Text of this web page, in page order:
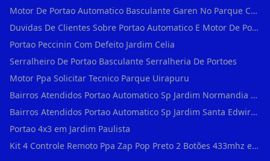
Motor De Portao Automatico Basculante Garen No Parque Colonial
Duvidas De Clientes Sobre Portao Automatico E Motor De Portao Motor Basculante Seg
Portao Peccinin Com Defeito Jardim Celia
Serralheiro De Portao Basculante Serralheria De Portoes
Motor Ppa Solicitar Tecnico Parque Uirapuru
Bairros Atendidos Portao Automatico Sp Jardim Normandia Guarulhos Sp Motor Para Portao Automatico Eletronico
Bairros Atendidos Portao Automatico Sp Jardim Santa Edwirges Guarulhos Sp Motor Para Portao Automatico Eletronico
Portao 4x3 em Jardim Paulista
Kit 4 Controle Remoto Ppa Zap Pop Preto 2 Botões 433mhz em Pari